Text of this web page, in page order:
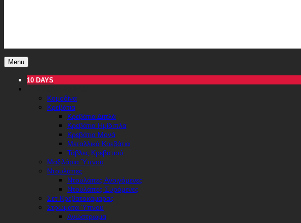
Menu
10 DAYS
Κομοδίνα
Κρεβάτια
Κρεβάτια Διπλά
Κρεβάτια Ημίδιπλα
Κρεβάτια Μονά
Μεταλλικά Κρεβάτια
Τάβλες Κρεβατιού
Μαξιλάρια Ύπνου
Ντουλάπες
Ντουλάπες Ανοιγόμενες
Ντουλάπες Συρόμενες
Σετ Κρεβατοκάμαρας
Στρώματα Ύπνου
Ανώστρωμα